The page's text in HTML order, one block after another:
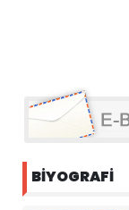
BİYOGRAFİ